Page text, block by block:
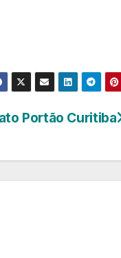
Portão Curitiba